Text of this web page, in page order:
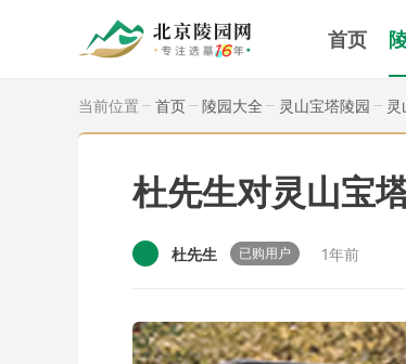
首页
当前位置 首页 陵园大全 灵山宝塔陵园
杜先生对灵山宝
杜先生 已购用户 1年前